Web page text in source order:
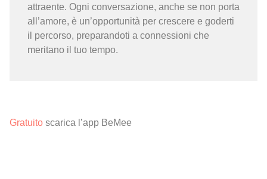
attraente. Ogni conversazione, anche se non porta
all’amore, è un’opportunità per crescere e goderti
il percorso, preparandoti a connessioni che
meritano il tuo tempo.
Gratuito scarica l’app BeMee